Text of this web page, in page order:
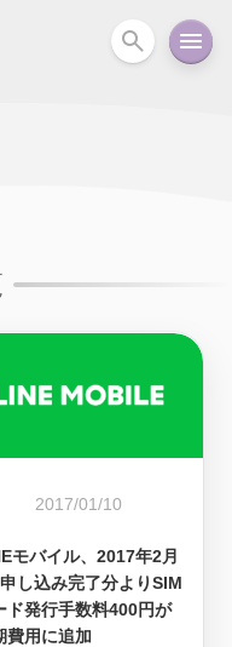
2017/01/10
モバイル、2017年2月
し込み完了分よりSIM
ド発行手数料400円が
費用に追加